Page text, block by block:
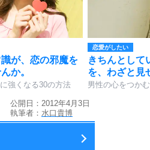
が、恋の邪魔を
か。
強くなる30の方法
恋愛がしたい
きちんとして
を、わざと見
男性の心をつか
公開日：2012年4月3日
執筆者： 水口貴博